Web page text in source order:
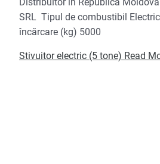
Distribuitor în Republica Moldova
SRL Tipul de combustibil
încărcare (kg) 5000
Stivuitor electric (5 tone) Read